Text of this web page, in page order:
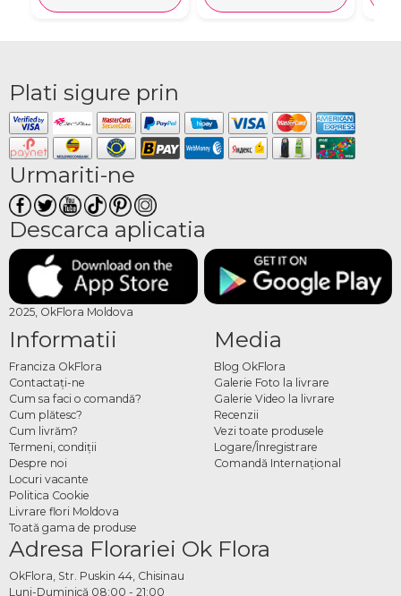
Plati sigure prin
Urmariti-ne
Descarca aplicatia
2025, OkFlora Moldova
Informatii
Franciza OkFlora
Contactaţi-ne
Cum sa faci o comandă?
Cum plătesc?
Cum livrăm?
Termeni, condiţii
Despre noi
Locuri vacante
Politica Cookie
Livrare flori Moldova
Toată gama de produse
Media
Blog OkFlora
Galerie Foto la livrare
Galerie Video la livrare
Recenzii
Vezi toate produsele
Logare/Înregistrare
Comandă Internațional
Adresa Florariei Ok Flora
OkFlora, Str. Puskin 44, Chisinau
Luni-Duminică 08:00 - 21:00